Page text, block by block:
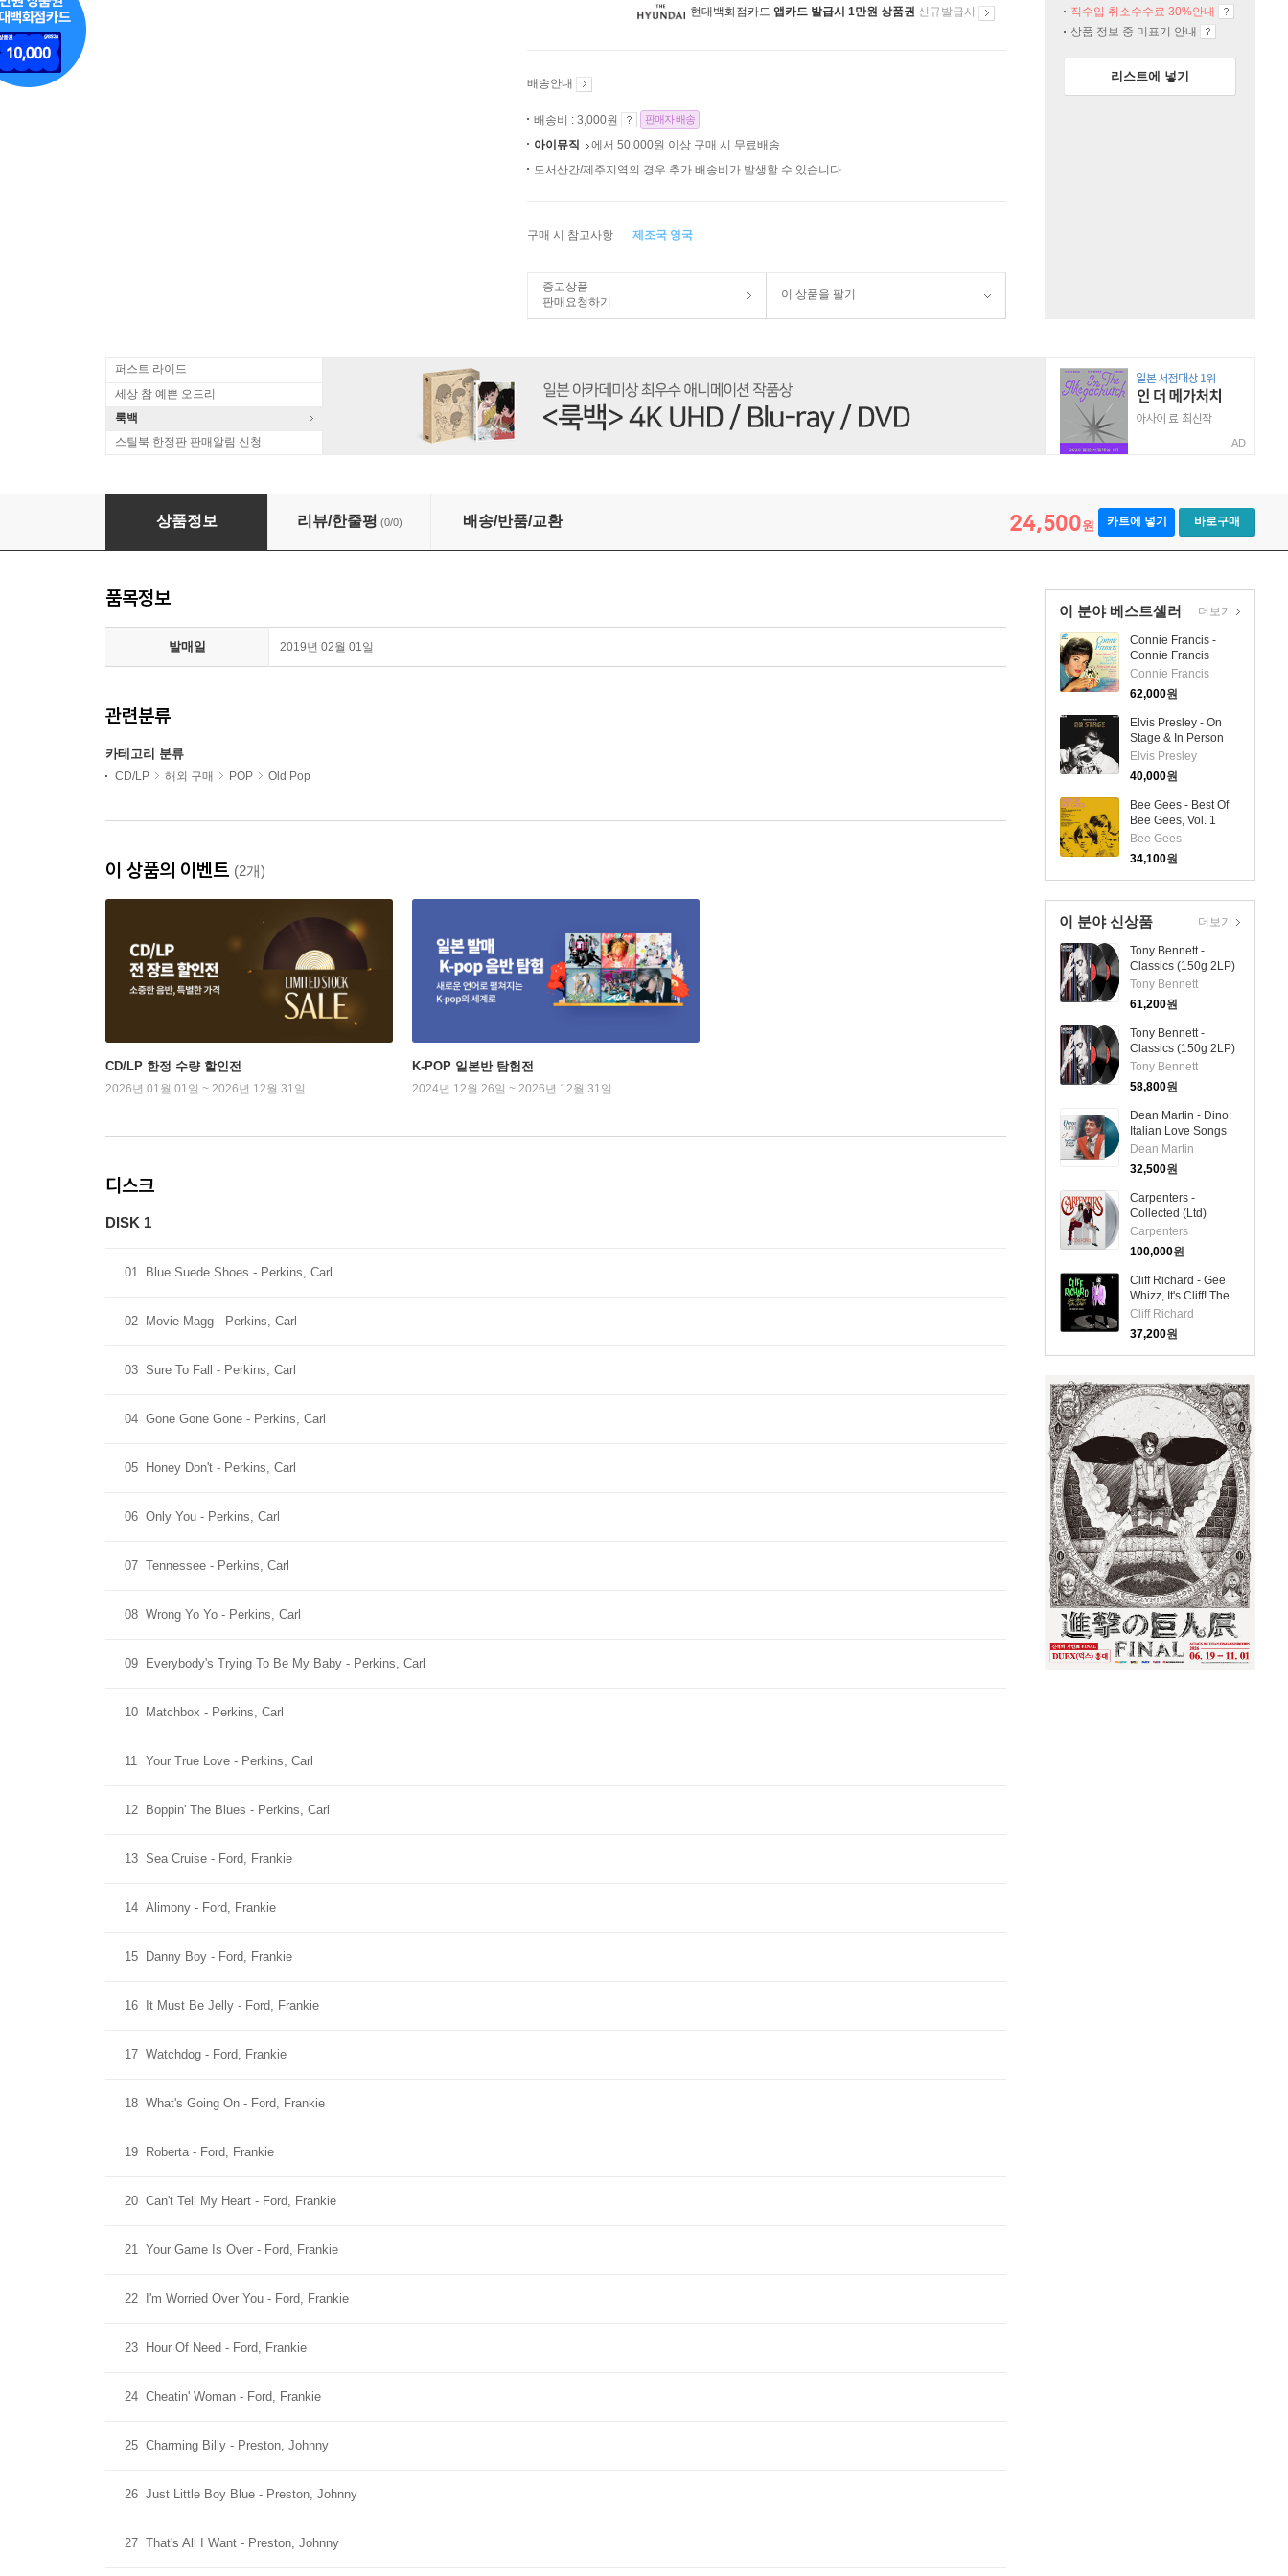
현대백화점카드 앱카드 발급시 1만원 상품권 신규발급시
배송안내
배송비 : 3,000원 판매자 배송
아이뮤직
에서 50,000원 이상 구매 시 무료배송
도서산간/제주지역의 경우 추가 배송비가 발생할 수 있습니다.
구매 시 참고사항 제조국 영국
중고상품
판매요청하기
이 상품을 팔기
직수입 취소수수료 30%안내
상품 정보 중 미표기 안내
리스트에 넣기
퍼스트 라이드
세상 참 예쁜 오드리
룩백
스틸북 한정판 판매알림 신청
AD
Carl Perkins / Frankie Ford / Johnny Preston / Eddie Cochran / Big Bopper - Rock N Roll - Five Classic Albums Plus (Remastered)(5 On 2CD)
상품정보 리뷰/한줄평 (0/0) 배송/반품/교환 24,500원 카트에 넣기 바로구매
이 분야 베스트셀러
Connie Francis -
Connie Francis
Sings (Remastered)
(Collector's Edition)
(LP)
Connie Francis
62,000원
Elvis Presley - On
Stage & In Person
(+10 Bonus-Tracks)
(2CD)
Elvis Presley
40,000원
Bee Gees - Best Of
Bee Gees, Vol. 1
(CD)
Bee Gees
34,100원
더보기
이 분야 신상품
Tony Bennett -
Classics (150g 2LP)
Tony Bennett
61,200원
Tony Bennett -
Classics (150g 2LP)
Tony Bennett
58,800원
Dean Martin - Dino:
Italian Love Songs
(LP)
Dean Martin
32,500원
Carpenters -
Collected (Ltd)
(Gatefold)(180g)
(Transparent Vinyl)
(2LP)
Carpenters
100,000원
Cliff Richard - Gee
Whizz, It's Cliff! The
Chart Hits 1958-62
(LP)
Cliff Richard
37,200원
더보기
품목정보
발매일 2019년 02월 01일
관련분류
카테고리 분류
CD/LP 해외 구매 POP Old Pop
이 상품의 이벤트 (2개)
CD/LP 한정 수량 할인전
2026년 01월 01일 ~ 2026년 12월 31일
K-POP 일본반 탐험전
2024년 12월 26일 ~ 2026년 12월 31일
디스크
DISK 1
01 Blue Suede Shoes - Perkins, Carl
02 Movie Magg - Perkins, Carl
03 Sure To Fall - Perkins, Carl
04 Gone Gone Gone - Perkins, Carl
05 Honey Don't - Perkins, Carl
06 Only You - Perkins, Carl
07 Tennessee - Perkins, Carl
08 Wrong Yo Yo - Perkins, Carl
09 Everybody's Trying To Be My Baby - Perkins, Carl
10 Matchbox - Perkins, Carl
11 Your True Love - Perkins, Carl
12 Boppin' The Blues - Perkins, Carl
13 Sea Cruise - Ford, Frankie
14 Alimony - Ford, Frankie
15 Danny Boy - Ford, Frankie
16 It Must Be Jelly - Ford, Frankie
17 Watchdog - Ford, Frankie
18 What's Going On - Ford, Frankie
19 Roberta - Ford, Frankie
20 Can't Tell My Heart - Ford, Frankie
21 Your Game Is Over - Ford, Frankie
22 I'm Worried Over You - Ford, Frankie
23 Hour Of Need - Ford, Frankie
24 Cheatin' Woman - Ford, Frankie
25 Charming Billy - Preston, Johnny
26 Just Little Boy Blue - Preston, Johnny
27 That's All I Want - Preston, Johnny